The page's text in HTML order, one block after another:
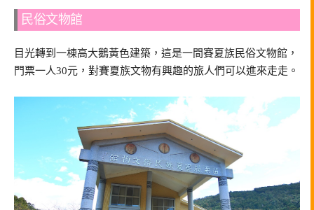
民俗文物館
目光轉到一棟高大鵝黃色建築，這是一間賽夏族民俗文物館，
門票一人30元，對賽夏族文物有興趣的旅人們可以進來走走。